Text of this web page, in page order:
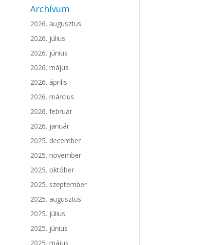
Archívum
2026. augusztus
2026. július
2026. június
2026. május
2026. április
2026. március
2026. február
2026. január
2025. december
2025. november
2025. október
2025. szeptember
2025. augusztus
2025. július
2025. június
2025. május